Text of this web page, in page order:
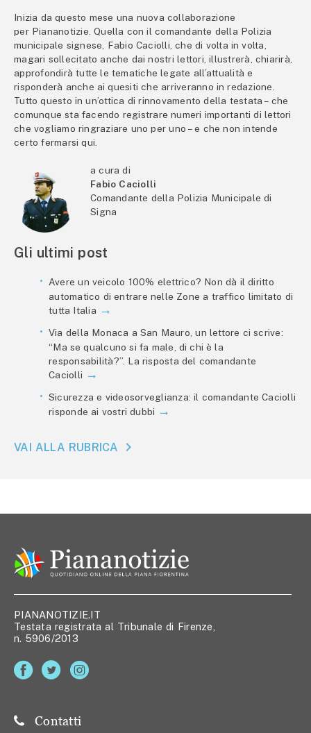
Inizia da questo mese una nuova collaborazione
per Piananotizie. Quella con il comandante della Polizia
municipale signese, Fabio Caciolli, che di volta in volta,
magari sollecitato anche dai nostri lettori, illustrerà, chiarirà,
approfondirà tutte le tematiche legate all’attualità e
risponderà anche ai quesiti che arriveranno in redazione.
Tutto questo in un’ottica di rinnovamento della testata – che
comunque sta facendo registrare numeri importanti di lettori
che vogliamo ringraziare uno per uno – e che non intende
certo fermarsi qui.
a cura di
Fabio Caciolli
Comandante della Polizia Municipale di
Signa
Gli ultimi post
Avere un veicolo 100% elettrico? Non dà il diritto
automatico di entrare nelle Zone a traffico limitato di
tutta Italia
Via della Monaca a San Mauro, un lettore ci scrive:
“Ma se qualcuno si fa male, di chi è la
responsabilità?”. La risposta del comandante
Caciolli
Sicurezza e videosorveglianza: il comandante Caciolli
risponde ai vostri dubbi
VAI ALLA RUBRICA
PIANANOTIZIE.IT
Testata registrata al Tribunale di Firenze,
n. 5906/2013
Contatti